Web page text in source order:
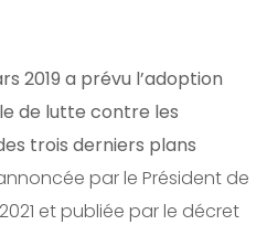
2019 a prévu l’adoption
de lutte contre les
trois derniers plans
par le Président de
et publiée par le décret